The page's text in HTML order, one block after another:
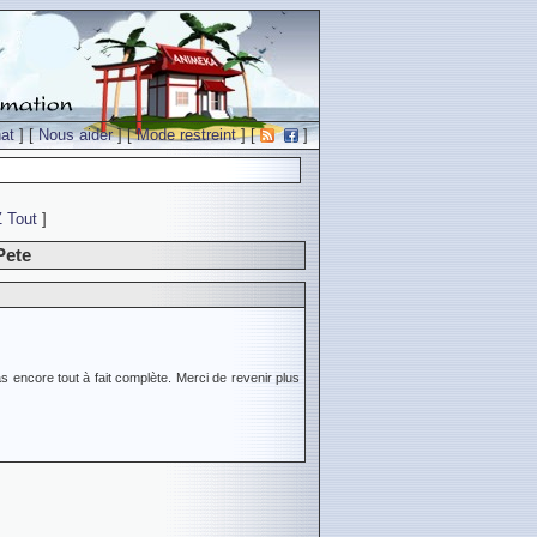
] [Nous aider] [Mode restreint] [ ]
Tout ]
encore tout à fait complète. Merci de revenir plus